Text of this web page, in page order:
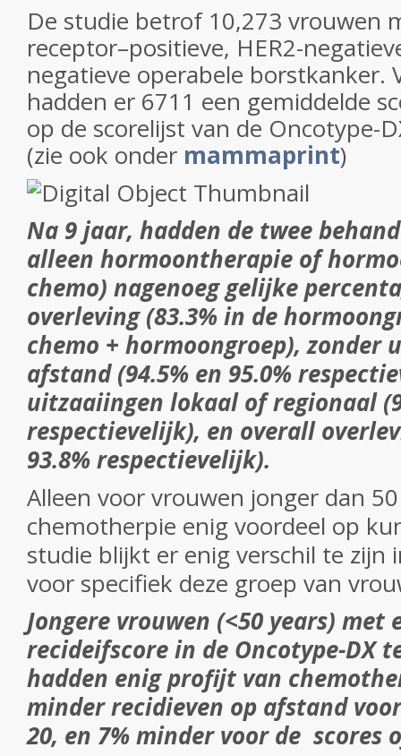
De studie betrof 10,273 vrouwen
receptor–positieve, HER2-
negatieve operabele borstkanker.
hadden er 6711 een gemiddelde
op de scorelijst van de Oncotype-
(zie ook onder mammaprint)
Na 9 jaar, hadden de twee
alleen hormoontherapie of
chemo) nagenoeg gelijke
overleving (83.3% in de
chemo + hormoongroep), zonder
afstand (94.5% en 95.0%
uitzaaiingen lokaal of regionaal
respectievelijk), en overall
93.8% respectievelijk).
Alleen voor vrouwen jonger dan
chemotherpie enig voordeel op
studie blijkt er enig verschil te zijn
voor specifiek deze groep van
Jongere vrouwen (<50 years) met
recideifscore in de Oncotype-DX
hadden enig profijt van
minder recidieven op afstand
20, en 7% minder voor de scores